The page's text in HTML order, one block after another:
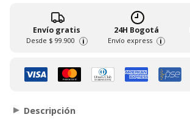
Envío gratis
Desde $ 99.900 i
24H Bogotá
Envío express i
Descripción